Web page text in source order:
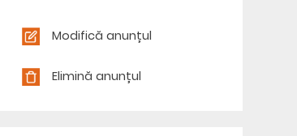
Modifică anunțul
Elimină anunțul